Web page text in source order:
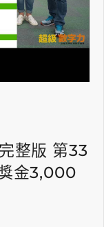
整版 第33
金3,000